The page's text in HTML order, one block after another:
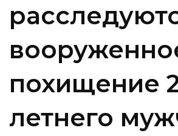
похищение
летнего